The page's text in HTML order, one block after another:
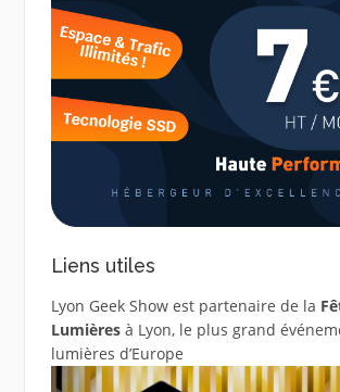
Liens utiles
Lyon Geek Show est partenaire de la
Lumièresà Lyon, le plus grand
lumières d’Europe